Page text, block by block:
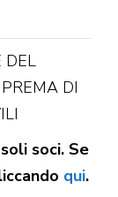
DEL
DI
soci. Se
qui.